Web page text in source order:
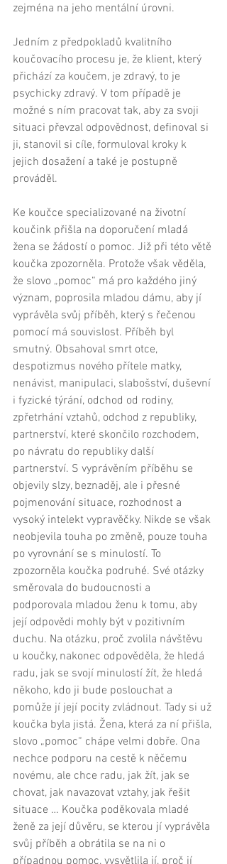
zejména na jeho mentální úrovni.
Jedním z předpokladů kvalitního
koučovacího procesu je, že klient, který
přichází za koučem, je zdravý, to je
psychicky zdravý. V tom případě je
možné s ním pracovat tak, aby za svoji
situaci převzal odpovědnost, definoval si
ji, stanovil si cíle, formuloval kroky k
jejich dosažení a také je postupně
prováděl.
Ke koučce specializované na životní
koučink přišla na doporučení mladá
žena se žádostí o pomoc. Již při této větě
koučka zpozorněla. Protože však věděla,
že slovo „pomoc“ má pro každého jiný
význam, poprosila mladou dámu, aby jí
vyprávěla svůj příběh, který s řečenou
pomocí má souvislost. Příběh byl
smutný. Obsahoval smrt otce,
despotizmus nového přítele matky,
nenávist, manipulaci, slabošství, duševní
i fyzické týrání, odchod od rodiny,
zpřetrhání vztahů, odchod z republiky,
partnerství, které skončilo rozchodem,
po návratu do republiky další
partnerství. S vyprávěním příběhu se
objevily slzy, beznaděj, ale i přesné
pojmenování situace, rozhodnost a
vysoký intelekt vypravěčky. Nikde se však
neobjevila touha po změně, pouze touha
po vyrovnání se s minulostí. To
zpozorněla koučka podruhé. Své otázky
směrovala do budoucnosti a
podporovala mladou ženu k tomu, aby
její odpovědi mohly být v pozitivním
duchu. Na otázku, proč zvolila návštěvu
u koučky, nakonec odpověděla, že hledá
radu, jak se svojí minulostí žít, že hledá
někoho, kdo ji bude poslouchat a
pomůže jí její pocity zvládnout. Tady si už
koučka byla jistá. Žena, která za ní přišla,
slovo „pomoc“ chápe velmi dobře. Ona
nechce podporu na cestě k něčemu
novému, ale chce radu, jak žít, jak se
chovat, jak navazovat vztahy, jak řešit
situace … Koučka poděkovala mladé
ženě za její důvěru, se kterou jí vyprávěla
svůj příběh a obrátila se na ni o
případnou pomoc, vysvětlila jí, proč jí